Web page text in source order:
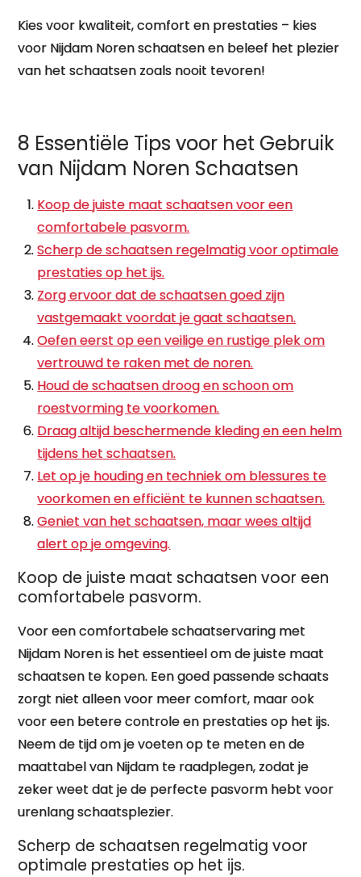
Kies voor kwaliteit, comfort en prestaties – kies
voor Nijdam Noren schaatsen en beleef het plezier
van het schaatsen zoals nooit tevoren!
8 Essentiële Tips voor het Gebruik
van Nijdam Noren Schaatsen
Koop de juiste maat schaatsen voor een
comfortabele pasvorm.
Scherp de schaatsen regelmatig voor optimale
prestaties op het ijs.
Zorg ervoor dat de schaatsen goed zijn
vastgemaakt voordat je gaat schaatsen.
Oefen eerst op een veilige en rustige plek om
vertrouwd te raken met de noren.
Houd de schaatsen droog en schoon om
roestvorming te voorkomen.
Draag altijd beschermende kleding en een helm
tijdens het schaatsen.
Let op je houding en techniek om blessures te
voorkomen en efficiënt te kunnen schaatsen.
Geniet van het schaatsen, maar wees altijd
alert op je omgeving.
Koop de juiste maat schaatsen voor een
comfortabele pasvorm.
Voor een comfortabele schaatservaring met
Nijdam Noren is het essentieel om de juiste maat
schaatsen te kopen. Een goed passende schaats
zorgt niet alleen voor meer comfort, maar ook
voor een betere controle en prestaties op het ijs.
Neem de tijd om je voeten op te meten en de
maattabel van Nijdam te raadplegen, zodat je
zeker weet dat je de perfecte pasvorm hebt voor
urenlang schaatsplezier.
Scherp de schaatsen regelmatig voor
optimale prestaties op het ijs.